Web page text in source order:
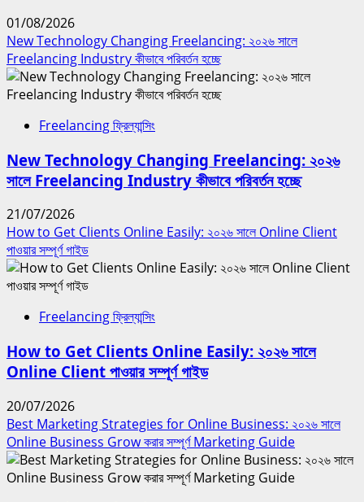
01/08/2026
New Technology Changing Freelancing: ২০২৬ সালে
Freelancing Industry কীভাবে পরিবর্তন হচ্ছে
Freelancing ফ্রিল্যান্সিং
New Technology Changing Freelancing: ২০২৬
সালে Freelancing Industry কীভাবে পরিবর্তন হচ্ছে
21/07/2026
How to Get Clients Online Easily: ২০২৬ সালে Online Client
পাওয়ার সম্পূর্ণ গাইড
Freelancing ফ্রিল্যান্সিং
How to Get Clients Online Easily: ২০২৬ সালে
Online Client পাওয়ার সম্পূর্ণ গাইড
20/07/2026
Best Marketing Strategies for Online Business: ২০২৬ সালে
Online Business Grow করার সম্পূর্ণ Marketing Guide